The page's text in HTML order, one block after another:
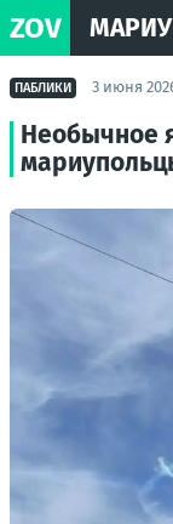
ZOV
ПАБЛИКИ 3 июня
Необычное